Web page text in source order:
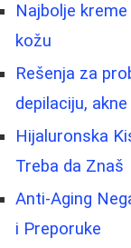
Najbolje
kožu
Rešenja za
depilaciju,
Hijaluronska
Treba da Znaš
Anti-Aging
i Preporuke